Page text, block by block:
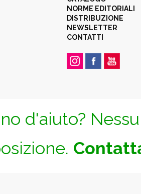
NORME EDITORIALI
DISTRIBUZIONE
NEWSLETTER
CONTATTI
d'aiuto?